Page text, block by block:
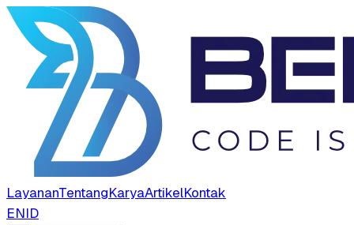
LayananTentangKaryaArtikelKontak
ENID